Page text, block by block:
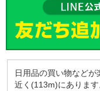
日用品の買い物など
近く(113m)にありま